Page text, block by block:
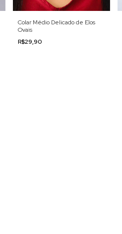
Colar Médio Delicado de Elos
Ovais
R$29,90